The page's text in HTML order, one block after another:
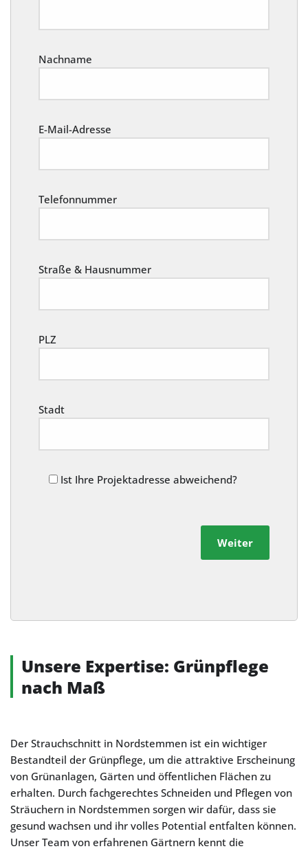
Nachname
E-Mail-Adresse
Telefonnummer
Straße & Hausnummer
PLZ
Stadt
Ist Ihre Projektadresse abweichend?
Weiter
Alternative:
Unsere Expertise: Grünpflege
nach Maß
Der Strauchschnitt in Nordstemmen ist ein wichtiger
Bestandteil der Grünpflege, um die attraktive Erscheinung
von Grünanlagen, Gärten und öffentlichen Flächen zu
erhalten. Durch fachgerechtes Schneiden und Pflegen von
Sträuchern in Nordstemmen sorgen wir dafür, dass sie
gesund wachsen und ihr volles Potential entfalten können.
Unser Team von erfahrenen Gärtnern kennt die